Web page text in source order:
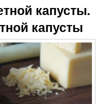
капусты.
капусты